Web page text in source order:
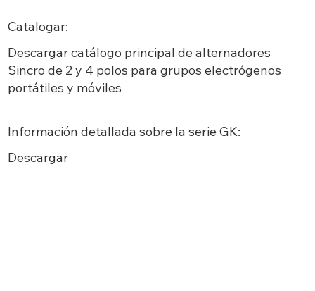
Catalogar:
Descargar catálogo principal de alternadores
Sincro de 2 y 4 polos para grupos electrógenos
portátiles y móviles
Información detallada sobre la serie GK:
Descargar